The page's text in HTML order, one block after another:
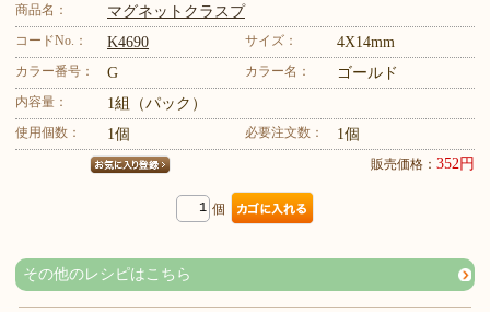
商品名： マグネットクラスプ
コードNo.： K4690 サイズ： 4X14mm
カラー番号： G カラー名： ゴールド
内容量： 1組（パック）
使用個数： 1個 必要注文数： 1個
販売価格： 352円
個
その他のレシピはこちら